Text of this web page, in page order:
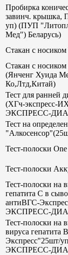
Пробирка
завинч. крышка,
уп) (ПУП
Мед") Беларусь)
Стакан с
Стакан с
(Янченг Хуида
Ко,Лтд,Китай)
Тест для ранней
(ХГч-экспресс-
ЭКСПРЕСС-
Тест на
Тест-полоски
Тест-полоски
Тест-полоски на
гепатита С в
антиВГС-
ЭКСПРЕСС-
Тест-полоски на
вируса
ЭКСПРЕСС-